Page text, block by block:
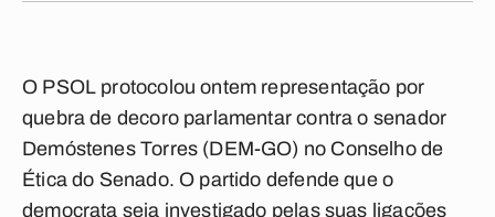
O PSOL protocolou ontem representação por
quebra de decoro parlamentar contra o senador
Demóstenes Torres (DEM-GO) no Conselho de
Ética do Senado. O partido defende que o
democrata seja investigado pelas suas ligações